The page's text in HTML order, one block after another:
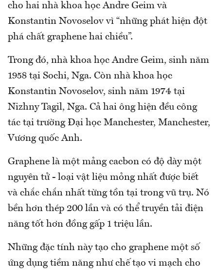
cho hai nhà khoa học Andre Geim và
Konstantin Novoselov vì “những phát hiện đột
phá chất graphene hai chiều”.
Trong đó, nhà khoa học Andre Geim, sinh năm
1958 tại Sochi, Nga. Còn nhà khoa học
Konstantin Novoselov, sinh năm 1974 tại
Nizhny Tagil, Nga. Cả hai ông hiện đều công
tác tại trường Đại học Manchester, Manchester,
Vương quốc Anh.
Graphene là một mảng cacbon có độ dày một
nguyên tử - loại vật liệu mỏng nhất được biết
và chắc chắn nhất từng tồn tại trong vũ trụ. Nó
bền hơn thép 200 lần và có thể truyền tải điện
năng tốt hơn đồng gấp 1 triệu lần.
Những đặc tính này tạo cho graphene một số
ứng dụng tiềm năng như chế tạo vi mạch cho